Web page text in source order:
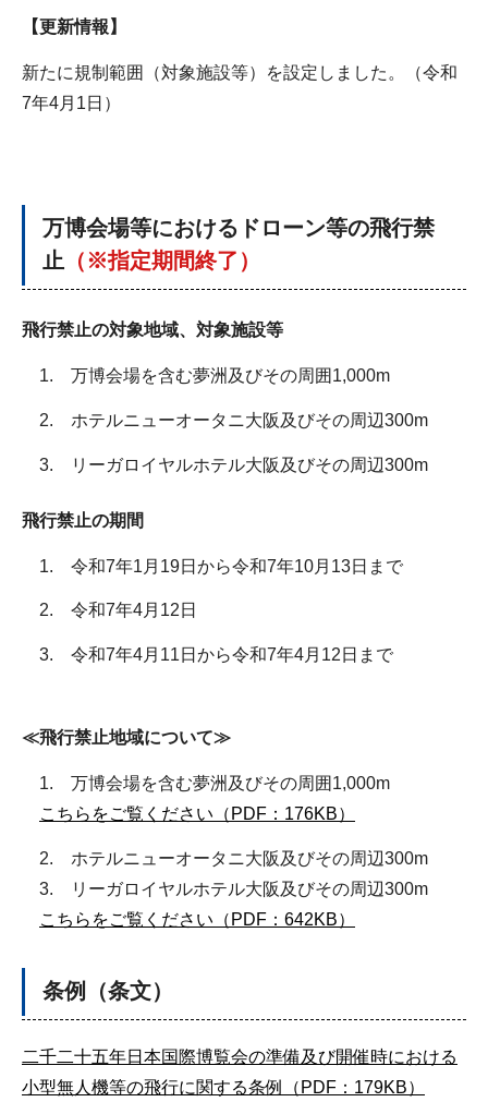
【更新情報】
新たに規制範囲（対象施設等）を設定しました。（令和
7年4月1日）
万博会場等におけるドローン等の飛行禁
止 （※指定期間終了）
飛行禁止の対象地域、対象施設等
1. 万博会場を含む夢洲及びその周囲1,000m
2. ホテルニューオータニ大阪及びその周辺300m
3. リーガロイヤルホテル大阪及びその周辺300m
飛行禁止の期間
1. 令和7年1月19日から令和7年10月13日まで
2. 令和7年4月12日
3. 令和7年4月11日から令和7年4月12日まで
≪飛行禁止地域について≫
1. 万博会場を含む夢洲及びその周囲1,000m
こちらをご覧ください（PDF：176KB）
2. ホテルニューオータニ大阪及びその周辺300m
3. リーガロイヤルホテル大阪及びその周辺300m
こちらをご覧ください（PDF：642KB）
条例（条文）
二千二十五年日本国際博覧会の準備及び開催時における
小型無人機等の飛行に関する条例（PDF：179KB）